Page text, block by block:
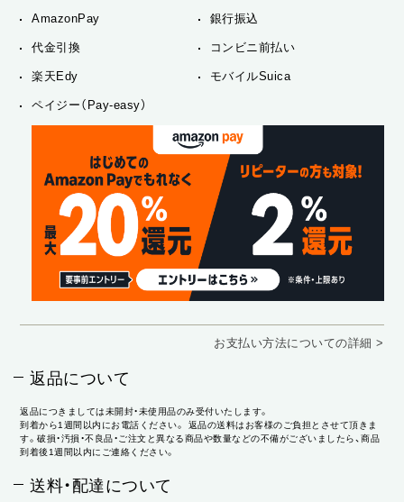
AmazonPay 銀行振込
代金引換 コンビニ前払い
楽天Edy モバイルSuica
ペイジー（Pay-easy）
お支払い方法についての詳細 >
返品について
返品につきましては未開封・未使用品のみ受付いたします。
到着から1週間以内にお電話ください。 返品の送料はお客様のご負担とさせて頂きま
す。破損・汚損・不良品・ご注文と異なる商品や数量などの不備がございましたら、商品
到着後1週間以内にご連絡ください。
送料・配達について